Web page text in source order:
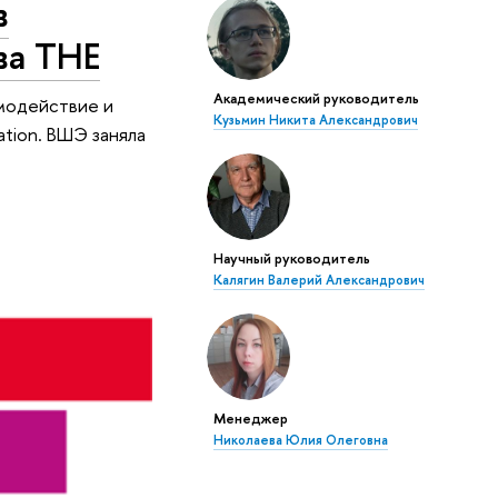
Академический руководитель
Кузьмин Никита Александрович
Научный руководитель
Калягин Валерий Александрович
Менеджер
Николаева Юлия Олеговна
THE
и
ВШЭ заняла